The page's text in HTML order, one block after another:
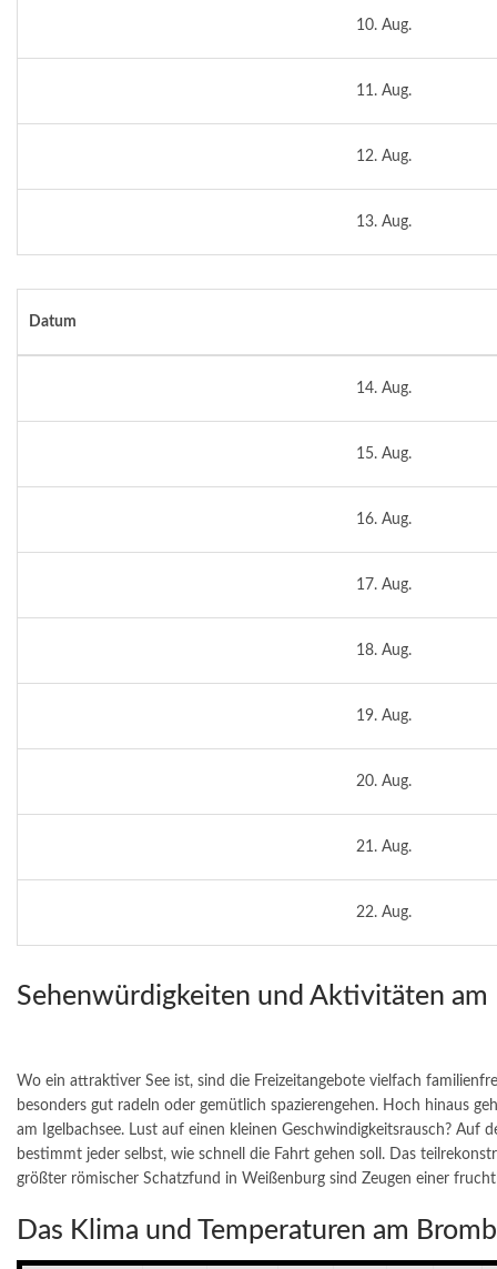
10. Aug.
11. Aug.
12. Aug.
13. Aug.
Datum
14. Aug.
15. Aug.
16. Aug.
17. Aug.
18. Aug.
19. Aug.
20. Aug.
21. Aug.
22. Aug.
Sehenwürdigkeiten und Aktivitäten am
Wo ein attraktiver See ist, sind die Freizeitangebote vielfach
besonders gut radeln oder gemütlich spazierengehen. Hoch hinaus
am Igelbachsee. Lust auf einen kleinen Geschwindigkeitsrausch? Auf
bestimmt jeder selbst, wie schnell die Fahrt gehen soll. Das
größter römischer Schatzfund in Weißenburg sind Zeugen einer
Das Klima und Temperaturen am